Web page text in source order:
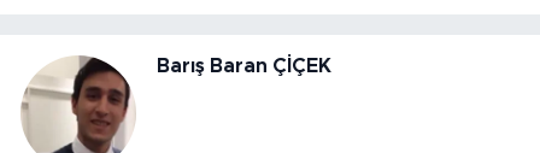
Barış Baran ÇİÇEK